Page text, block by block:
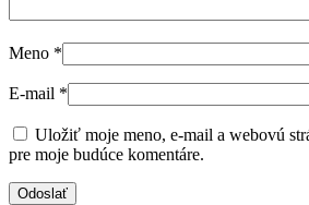
Meno *
E-mail *
Uložiť moje meno, e-mail a webovú
pre moje budúce komentáre.